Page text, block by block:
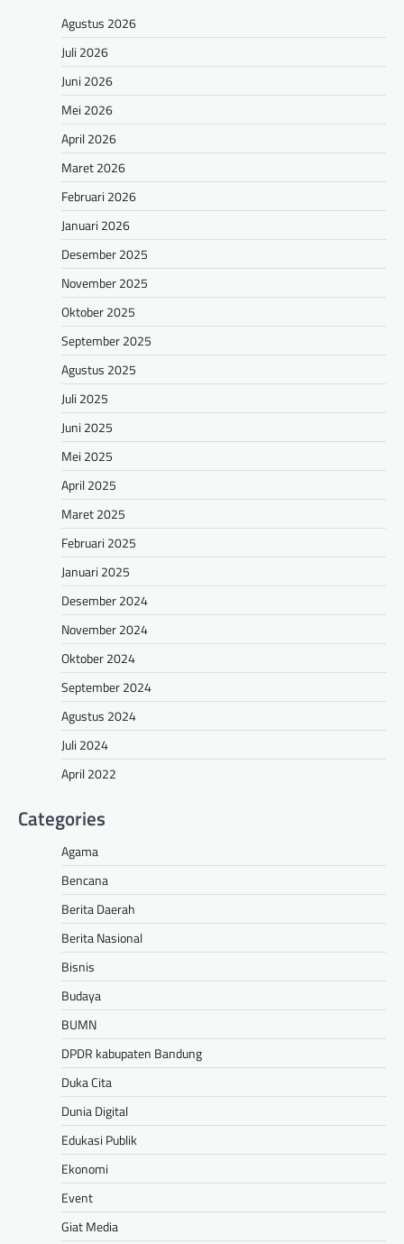
Agustus 2026
Juli 2026
Juni 2026
Mei 2026
April 2026
Maret 2026
Februari 2026
Januari 2026
Desember 2025
November 2025
Oktober 2025
September 2025
Agustus 2025
Juli 2025
Juni 2025
Mei 2025
April 2025
Maret 2025
Februari 2025
Januari 2025
Desember 2024
November 2024
Oktober 2024
September 2024
Agustus 2024
Juli 2024
April 2022
Categories
Agama
Bencana
Berita Daerah
Berita Nasional
Bisnis
Budaya
BUMN
DPDR kabupaten Bandung
Duka Cita
Dunia Digital
Edukasi Publik
Ekonomi
Event
Giat Media